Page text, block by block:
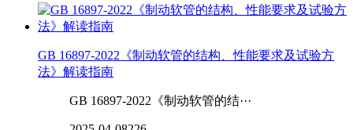
GB 16897-2022《制动软管的结构、性能要求及试验方
法》解读指南
GB 16897-2022《制动软管的结···